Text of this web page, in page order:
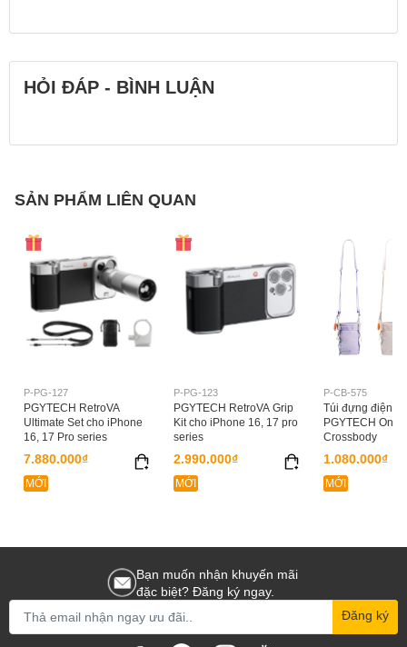
HỎI ĐÁP - BÌNH LUẬN
SẢN PHẨM LIÊN QUAN
P-PG-127
PGYTECH RetroVA
Ultimate Set cho iPhone
16, 17 Pro series
7.880.000₫
MỚI
P-PG-123
PGYTECH RetroVA Grip
Kit cho iPhone 16, 17 pro
series
2.990.000₫
MỚI
P-CB-575
Túi đựng điện
PGYTECH
Crossbody
1.080.000₫
MỚI
Bạn muốn nhận khuyến mãi
đặc biệt? Đăng ký ngay.
Đăng ký